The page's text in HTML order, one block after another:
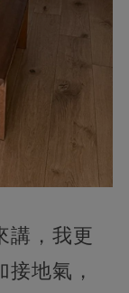
講，我更
地氣，